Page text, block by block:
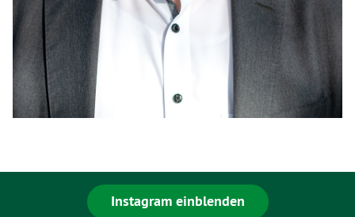
Instagram einblenden